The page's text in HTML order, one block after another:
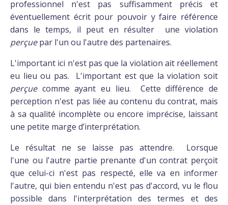
professionnel n'est pas suffisamment précis et
éventuellement écrit pour pouvoir y faire référence
dans le temps, il peut en résulter une violation
perçuepar l'un ou l'autre des partenaires.
L'important ici n'est pas que la violation ait réellement
eu lieu ou pas. L'important est que la violation soit
perçue comme ayant eu lieu. Cette différence de
perception n'est pas liée au contenu du contrat, mais
à sa qualité incomplète ou encore imprécise, laissant
une petite marge d’interprétation.
Le résultat ne se laisse pas attendre. Lorsque
l'une ou l'autre partie prenante d'un contrat perçoit
que celui-ci n'est pas respecté, elle va en informer
l'autre, qui bien entendu n'est pas d'accord, vu le flou
possible dans l'interprétation des termes et des